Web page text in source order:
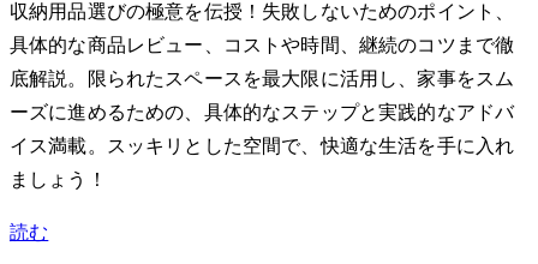
収納用品選びの極意を伝授！失敗しないためのポイント、
具体的な商品レビュー、コストや時間、継続のコツまで徹
底解説。限られたスペースを最大限に活用し、家事をスム
ーズに進めるための、具体的なステップと実践的なアドバ
イス満載。スッキリとした空間で、快適な生活を手に入れ
ましょう！
読む